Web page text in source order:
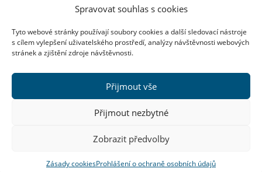
Spravovat souhlas s cookies
Tyto webové stránky používají soubory cookies a další sledovací nástroje
s cílem vylepšení uživatelského prostředí, analýzy návštěvnosti webových
stránek a zjištění zdroje návštěvnosti.
Přijmout vše
Přijmout nezbytné
Zobrazit předvolby
Zásady cookiesProhlášení o ochraně osobních údajů
Filozofická fakulta
nám. Jana Palacha 1/2
116 38 Praha 1
DIČ: CZ00216208
Další kontakty